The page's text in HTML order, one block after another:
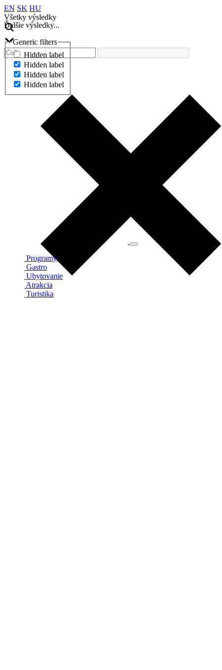
EN SK HU
Všetky výsledky
Ďalšie výsledky...
Generic filters
Hidden label
Hidden label
Hidden label
Hidden label
Ďalšie výsledky...
Programy
Gastro
Ubytovanie
Atrakcia
Turistika